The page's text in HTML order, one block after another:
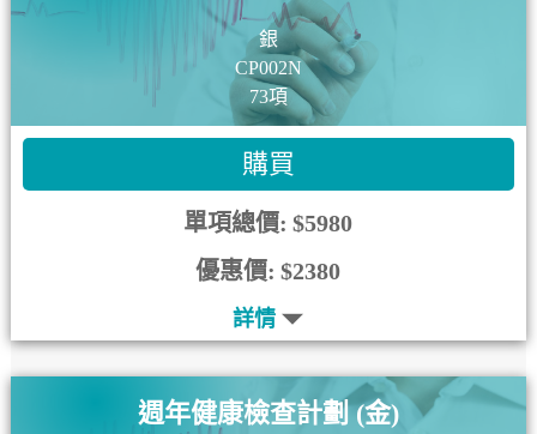
銀
CP002N
73項
購買
單項總價: $5980
優惠價: $2380
詳情
週年健康檢查計劃 (金)